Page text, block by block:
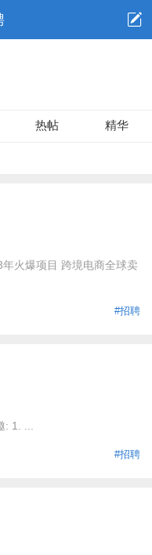
热帖 精华
火爆项目 跨境电商全球卖
#招聘
1. ...
#招聘